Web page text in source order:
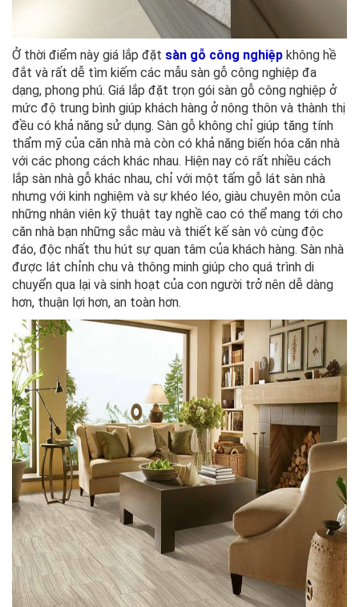
Ở thời điểm này giá lắp đặt sàn gỗ công nghiệp không hề
đắt và rất dễ tìm kiếm các mẫu sàn gỗ công nghiệp đa
dạng, phong phú. Giá lắp đặt trọn gói sàn gỗ công nghiệp ở
mức độ trung bình giúp khách hàng ở nông thôn và thành thị
đều có khả năng sử dụng. Sàn gỗ không chỉ giúp tăng tính
thẩm mỹ của căn nhà mà còn có khả năng biến hóa căn nhà
với các phong cách khác nhau. Hiện nay có rất nhiều cách
lắp sàn nhà gỗ khác nhau, chỉ với một tấm gỗ lát sàn nhà
nhưng với kinh nghiệm và sự khéo léo, giàu chuyên môn của
những nhân viên kỹ thuật tay nghề cao có thể mang tới cho
căn nhà bạn những sắc màu và thiết kế sàn vô cùng độc
đáo, độc nhất thu hút sự quan tâm của khách hàng. Sàn nhà
được lát chỉnh chu và thông minh giúp cho quá trình di
chuyển qua lại và sinh hoạt của con người trở nên dễ dàng
hơn, thuận lợi hơn, an toàn hơn.